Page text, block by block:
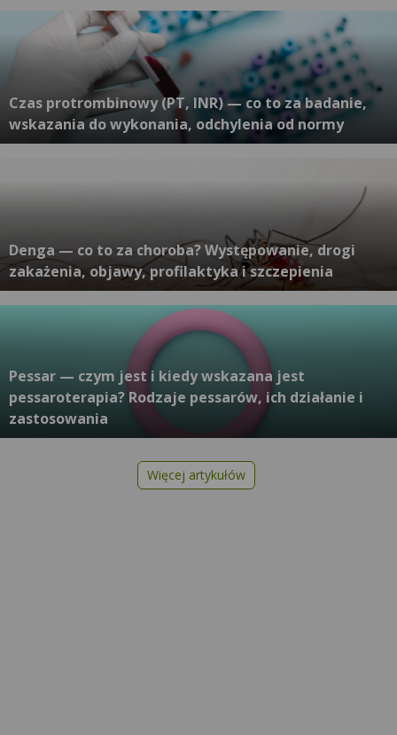
Czas protrombinowy (PT, INR) — co to za badanie,
wskazania do wykonania, odchylenia od normy
Denga — co to za choroba? Występowanie, drogi
zakażenia, objawy, profilaktyka i szczepienia
Pessar — czym jest i kiedy wskazana jest
pessaroterapia? Rodzaje pessarów, ich działanie i
zastosowania
Więcej artykułów